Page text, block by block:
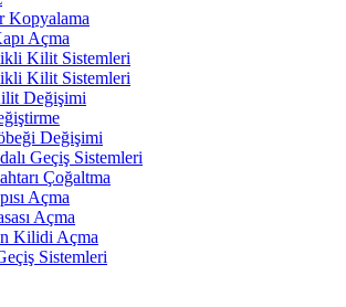
Kopyalama
Açma
Kilit Sistemleri
Kilit Sistemleri
Değişimi
Değişimi
Geçiş Sistemleri
Çoğaltma
Açma
Açma
Kilidi Açma
Sistemleri